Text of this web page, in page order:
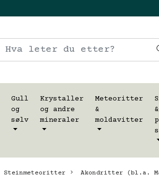
Gull
og
sølv
Krystaller
og andre
mineraler
Meteoritter
&
moldavitter
&
Steinmeteoritter Akondritter (bl.a.